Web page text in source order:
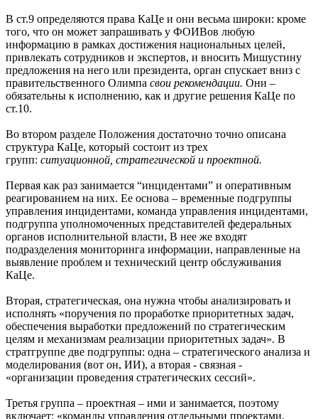
В ст.9 определяются права КаЦе и они весьма широки: кроме
того, что он может запрашивать у ФОИВов любую
информацию в рамках достижения национальных целей,
привлекать сотрудников и экспертов, и вносить Мишустину
предложения на него или президента, орган спускает вниз с
правительственного Олимпа свои рекомендации. Они –
обязательны к исполнению, как и другие решения КаЦе по
ст.10.
Во втором разделе Положения достаточно точно описана
структура КаЦе, который состоит из трех
групп: ситуационной, стратегической и проектной.
Первая как раз занимается “инцидентами” и оперативным
реагированием на них. Ее основа – временные подгруппы
управления инцидентами, команда управления инцидентами,
подгруппа уполномоченных представителей федеральных
органов исполнительной власти, В нее же входят
подразделения мониторинга информации, направленные на
выявление проблем и технический центр обслуживания
КаЦе.
Вторая, стратегическая, она нужна чтобы анализировать и
исполнять «поручения по проработке приоритетных задач,
обеспечения выработки предложений по стратегическим
целям и механизмам реализации приоритетных задач». В
стратгруппе две подгруппы: одна – стратегического анализа и
моделирования (вот он, ИИ), а вторая - связная -
«организации проведения стратегических сессий».
Третья группа – проектная – ими и занимается, поэтому
включает: «команды управления отдельными проектами,